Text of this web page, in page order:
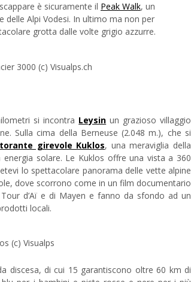
è sicuramente il Peak Walk, un
Alpi Vodesi. In ultimo ma non per
grotta dalle volte grigio azzurre.
3000 (c) Visualps.ch
si incontra Leysin un grazioso villaggio
Sulla cima della Berneuse (2.048 m.), che si
girevole Kuklos, una meraviglia della
solare. Le Kuklos offre una vista a 360
lo spettacolare panorama delle vette alpine
dove scorrono come in un film documentario
d’Aï e di Mayen e fanno da sfondo ad un
locali.
(c) Visualps
discesa, di cui 15 garantiscono oltre 60 km di